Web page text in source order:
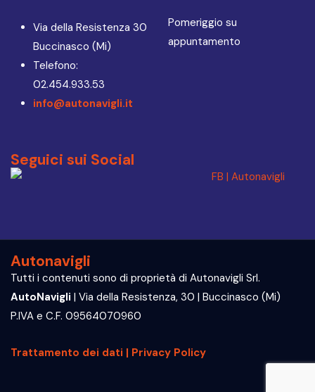
Via della Resistenza 30
Buccinasco (Mi)
Telefono:
02.454.933.53
info@autonavigli.it
Pomeriggio su
appuntamento
Seguici sui Social
Autonavigli
Tutti i contenuti sono di proprietà di Autonavigli Srl.
AutoNavigli | Via della Resistenza, 30 | Buccinasco (Mi)
P.IVA e C.F. 09564070960
Trattamento dei dati | Privacy Policy